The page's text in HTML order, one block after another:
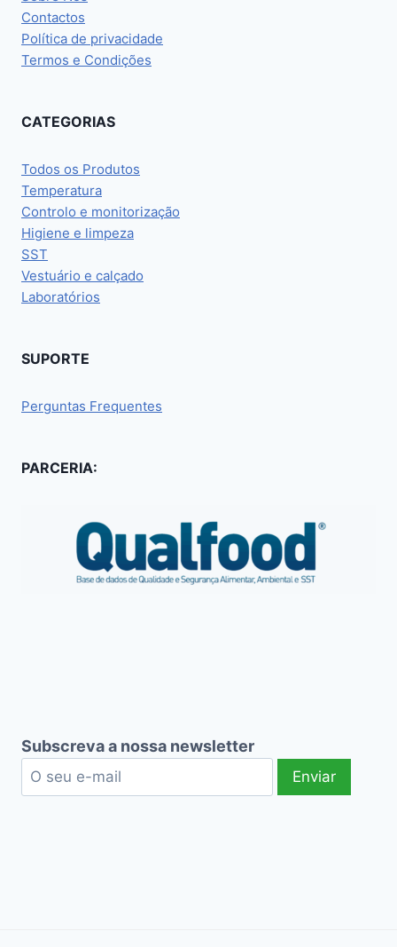
Contactos
Política de privacidade
Termos e Condições
CATEGORIAS
Todos os Produtos
Temperatura
Controlo e monitorização
Higiene e limpeza
SST
Vestuário e calçado
Laboratórios
SUPORTE
Perguntas Frequentes
PARCERIA:
Subscreva a nossa newsletter